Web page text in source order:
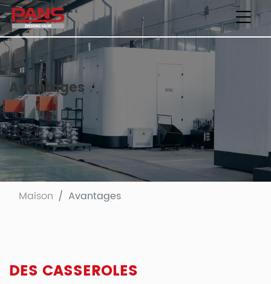
Avantages
Maison Avantages
DES CASSEROLES